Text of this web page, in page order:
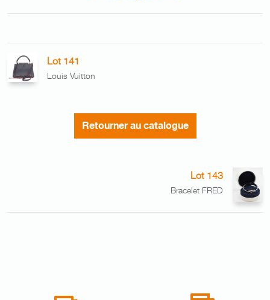
Lot 141
Louis Vuitton
Retourner au catalogue
Lot 143
Bracelet FRED